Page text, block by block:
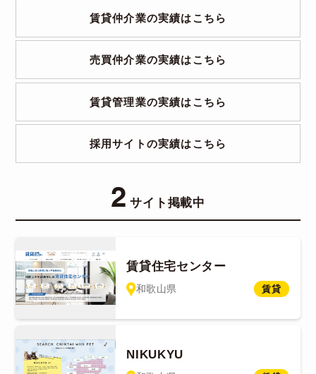
2 サイト掲載中
賃貸仲介業の実績はこちら
売買仲介業の実績はこちら
賃貸管理業の実績はこちら
採用サイトの実績はこちら
賃貸住宅センター
和歌山県 賃貸
NIKUKYU